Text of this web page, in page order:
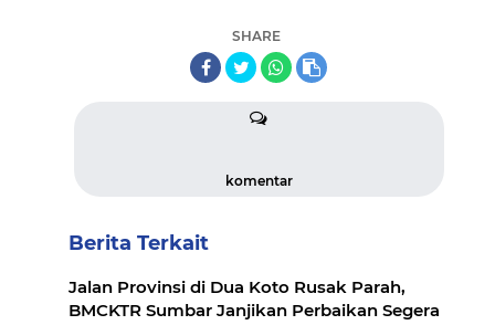
SHARE
komentar
Berita Terkait
Jalan Provinsi di Dua Koto Rusak Parah,
BMCKTR Sumbar Janjikan Perbaikan Segera